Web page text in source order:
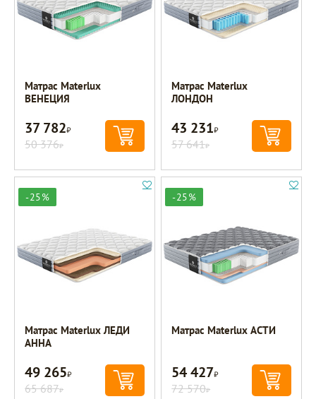
Матрас Materlux
ВЕНЕЦИЯ
37 782Р
50 376Р
Матрас Materlux
ЛОНДОН
43 231Р
57 641Р
-25%
Матрас Materlux ЛЕДИ
АННА
49 265Р
65 687Р
-25%
Матрас Materlux АСТИ
54 427Р
72 570Р